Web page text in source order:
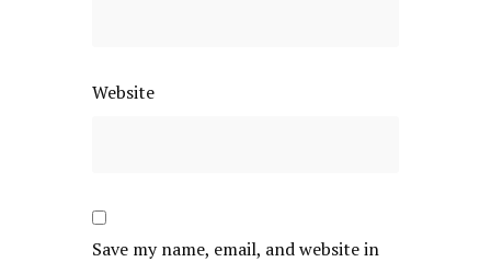
Website
Save my name, email, and website in